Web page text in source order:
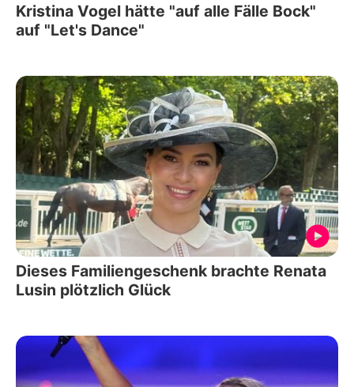
Kristina Vogel hätte "auf alle Fälle Bock"
auf "Let's Dance"
Dieses Familiengeschenk brachte Renata
Lusin plötzlich Glück